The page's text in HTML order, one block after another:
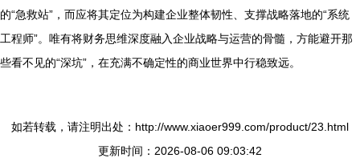
的“急救站”，而应将其定位为构建企业整体韧性、支撑战略落地的“系统
工程师”。唯有将财务思维深度融入企业战略与运营的骨髓，方能避开那
些看不见的“深坑”，在充满不确定性的商业世界中行稳致远。
如若转载，请注明出处：http://www.xiaoer999.com/product/23.html
更新时间：2026-08-06 09:03:42